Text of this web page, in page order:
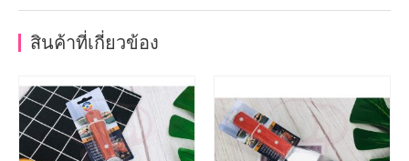
สินค้าที่เกี่ยวข้อง